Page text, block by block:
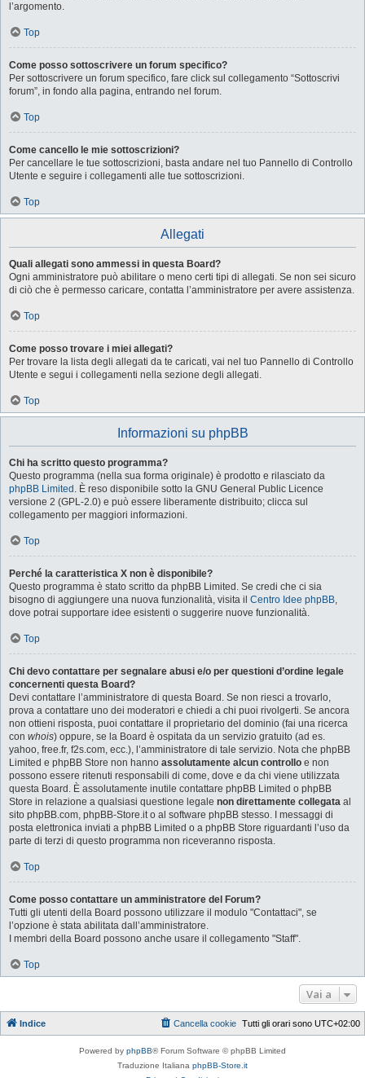
l’argomento.
Top
Come posso sottoscrivere un forum specifico?
Per sottoscrivere un forum specifico, fare click sul collegamento “Sottoscrivi
forum”, in fondo alla pagina, entrando nel forum.
Top
Come cancello le mie sottoscrizioni?
Per cancellare le tue sottoscrizioni, basta andare nel tuo Pannello di Controllo
Utente e seguire i collegamenti alle tue sottoscrizioni.
Top
Allegati
Quali allegati sono ammessi in questa Board?
Ogni amministratore può abilitare o meno certi tipi di allegati. Se non sei sicuro
di ciò che è permesso caricare, contatta l’amministratore per avere assistenza.
Top
Come posso trovare i miei allegati?
Per trovare la lista degli allegati da te caricati, vai nel tuo Pannello di Controllo
Utente e segui i collegamenti nella sezione degli allegati.
Top
Informazioni su phpBB
Chi ha scritto questo programma?
Questo programma (nella sua forma originale) è prodotto e rilasciato da
phpBB Limited . È reso disponibile sotto la GNU General Public Licence
versione 2 (GPL-2.0) e può essere liberamente distribuito; clicca sul
collegamento per maggiori informazioni.
Top
Perché la caratteristica X non è disponibile?
Questo programma è stato scritto da phpBB Limited. Se credi che ci sia
bisogno di aggiungere una nuova funzionalità, visita il Centro Idee phpBB,
dove potrai supportare idee esistenti o suggerire nuove funzionalità.
Top
Chi devo contattare per segnalare abusi e/o per questioni d’ordine legale
concernenti questa Board?
Devi contattare l’amministratore di questa Board. Se non riesci a trovarlo,
prova a contattare uno dei moderatori e chiedi a chi puoi rivolgerti. Se ancora
non ottieni risposta, puoi contattare il proprietario del dominio (fai una ricerca
con whois) oppure, se la Board è ospitata da un servizio gratuito (ad es.
yahoo, free.fr, f2s.com, ecc.), l’amministratore di tale servizio. Nota che phpBB
Limited e phpBB Store non hanno assolutamente alcun controllo e non
possono essere ritenuti responsabili di come, dove e da chi viene utilizzata
questa Board. È assolutamente inutile contattare phpBB Limited o phpBB
Store in relazione a qualsiasi questione legale non direttamente collegata al
sito phpBB.com, phpBB-Store.it o al software phpBB stesso. I messaggi di
posta elettronica inviati a phpBB Limited o a phpBB Store riguardanti l’uso da
parte di terzi di questo programma non riceveranno risposta.
Top
Come posso contattare un amministratore del Forum?
Tutti gli utenti della Board possono utilizzare il modulo "Contattaci", se
l’opzione è stata abilitata dall’amministratore.
I membri della Board possono anche usare il collegamento "Staff".
Top
Vai a
Indice Tutti gli orari sono UTC+02:00
Cancella cookie
Powered by phpBB® Forum Software © phpBB Limited
Traduzione Italiana phpBB-Store.it